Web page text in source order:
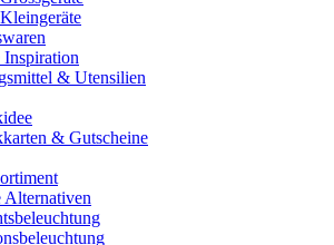
Inspiration
& Utensilien
& Gutscheine
Alternativen